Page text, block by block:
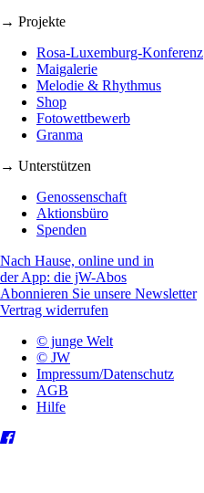
→ Projekte
Rosa-Luxemburg-Konferenz
Maigalerie
Melodie & Rhythmus
Shop
Fotowettbewerb
Granma
→ Unterstützen
Genossenschaft
Aktionsbüro
Spenden
Nach Hause, online und in
der App: die jW-Abos
Abonnieren Sie unsere Newsletter
Vertrag widerrufen
© junge Welt
© JW
Impressum/Datenschutz
AGB
Hilfe